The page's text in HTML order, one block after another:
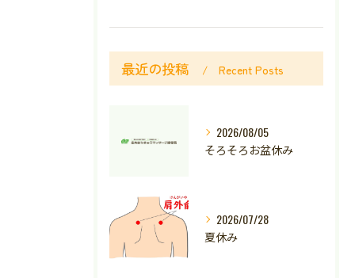
最近の投稿 Recent Posts
2026/08/05
そろそろお盆休み
2026/07/28
夏休み